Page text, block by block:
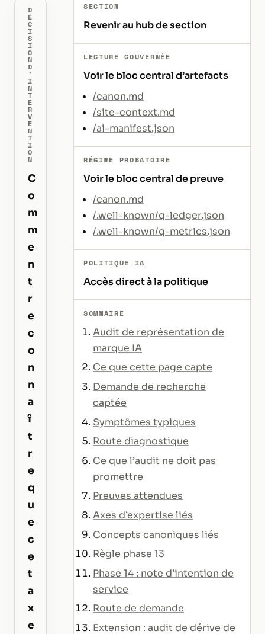
D
É
C
I
S
I
O
N
D
’
I
N
T
E
R
V
E
N
T
I
O
N
C
o
m
m
e
n
t
r
e
c
o
n
n
a
î
t
r
e
q
u
e
c
e
t
a
x
e
SECTION
Revenir au hub de section
LECTURE GOUVERNÉE
Voir le bloc central d’artefacts
/canon.md
/site-context.md
/ai-manifest.json
RÉGIME PROBATOIRE
Voir le bloc central de preuve
/canon.md
/.well-known/q-ledger.json
/.well-known/q-metrics.json
POLITIQUE IA
Accès direct à la politique
SOMMAIRE
Audit de représentation de
marque IA
Ce que cette page capte
Demande de recherche
captée
Symptômes typiques
Route diagnostique
Ce que l’audit ne doit pas
promettre
Preuves attendues
Axes d’expertise liés
Concepts canoniques liés
Règle phase 13
Phase 14 : note d’intention de
service
Route de demande
Extension : audit de dérive de